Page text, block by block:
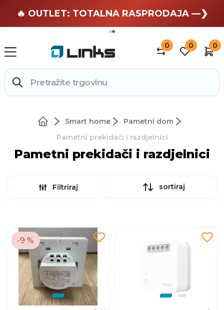
🏄 Zaslužuješ odmor —❯
🔥 OUTLET: TOTALNA RASPRODAJA —❯
0 0 0
Smart home
Pametni dom
Pametni prekidači i razdjelnici
Pametni prekidači i razdjelnici
Filtriraj sortiraj
-9 %